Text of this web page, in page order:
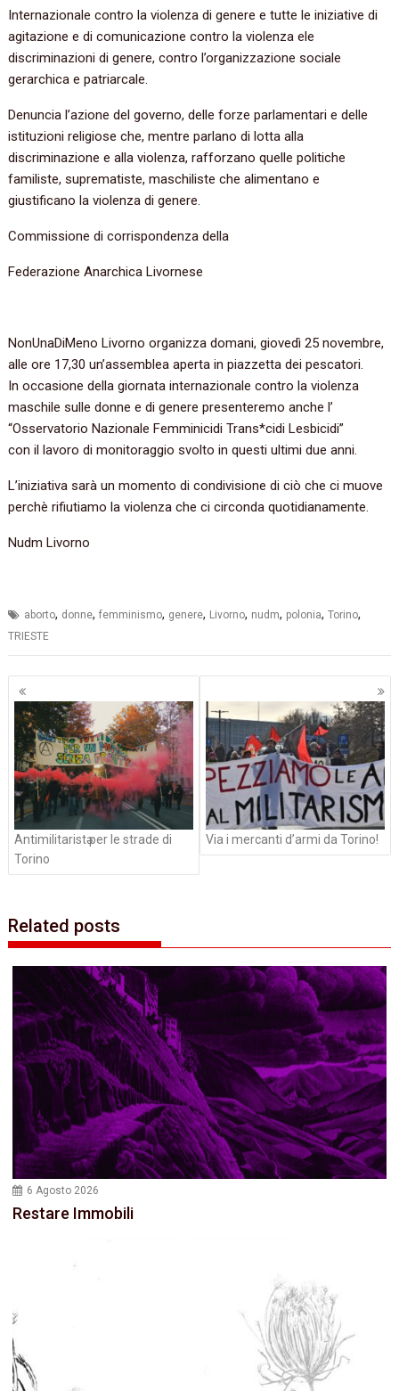
Internazionale contro la violenza di genere e tutte le iniziative di
agitazione e di comunicazione contro la violenza ele
discriminazioni di genere, contro l’organizzazione sociale
gerarchica e patriarcale.
Denuncia l’azione del governo, delle forze parlamentari e delle
istituzioni religiose che, mentre parlano di lotta alla
discriminazione e alla violenza, rafforzano quelle politiche
familiste, suprematiste, maschiliste che alimentano e
giustificano la violenza di genere.
Commissione di corrispondenza della
Federazione Anarchica Livornese
NonUnaDiMeno Livorno organizza domani, giovedì 25 novembre,
alle ore 17,30 un’assemblea aperta in piazzetta dei pescatori.
In occasione della giornata internazionale contro la violenza
maschile sulle donne e di genere presenteremo anche l’
“Osservatorio Nazionale Femminicidi Trans*cidi Lesbicidi”
con il lavoro di monitoraggio svolto in questi ultimi due anni.
L’iniziativa sarà un momento di condivisione di ciò che ci muove
perchè rifiutiamo la violenza che ci circonda quotidianamente.
Nudm Livorno
aborto, donne,femminismo, genere, Livorno, nudm, polonia,Torino,
TRIESTE
Navigazione
articoli
Antimilitaristә per le strade di
Torino
Via i mercanti d’armi da Torino!
Related posts
6 Agosto 2026
Restare Immobili